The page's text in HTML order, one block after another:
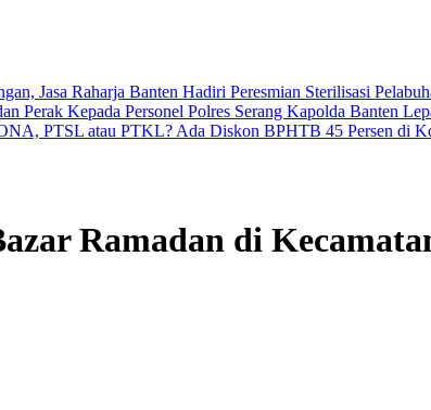
Jasa Raharja Banten Hadiri Peresmian Sterilisasi
Perak Kepada Personel Polres Serang Kapolda Banten
PTSL atau PTKL? Ada Diskon BPHTB 45 Persen di
Ramadan di